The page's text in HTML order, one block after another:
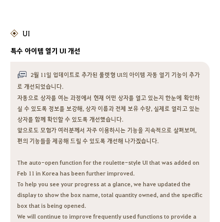
UI
특수 아이템 열기 UI 개선
2월 11일 업데이트로 추가된 룰렛형 UI의 아이템 자동 열기 기능이 추가
로 개선되었습니다.
자동으로 상자를 여는 과정에서 현재 어떤 상자를 열고 있는지 한눈에 확인하
실 수 있도록 정보를 보강해, 상자 이름과 전체 보유 수량, 실제로 열리고 있는
상자를 함께 확인할 수 있도록 개선했습니다.
앞으로도 모험가 여러분께서 자주 이용하시는 기능을 지속적으로 살펴보며,
편의 기능들을 제공해 드릴 수 있도록 개선해 나가겠습니다.
The auto-open function for the roulette-style UI that was added on
Feb 11 in Korea has been further improved.
To help you see your progress at a glance, we have updated the
display to show the box name, total quantity owned, and the specific
box that is being opened.
We will continue to improve frequently used functions to provide a